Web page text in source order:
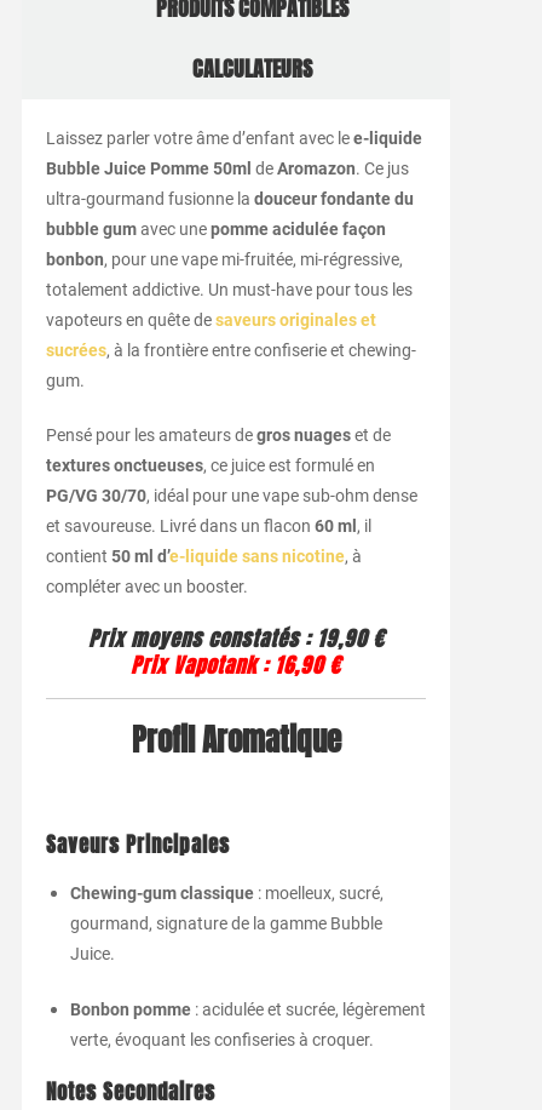
PRODUITS COMPATIBLES
CALCULATEURS
Laissez parler votre âme d’enfant avec lee-liquide
Bubble Juice Pomme 50ml deAromazon. Ce jus
ultra-gourmand fusionne la douceur fondante du
bubble gumavec unepomme acidulée façon
bonbon, pour une vape mi-fruitée, mi-régressive,
totalement addictive. Un must-have pour tous les
vapoteurs en quête desaveurs originales et
sucrées, à la frontière entre confiserie et chewing-
gum.
Pensé pour les amateurs degros nuageset de
textures onctueuses, ce juice est formulé en
PG/VG 30/70, idéal pour une vape sub-ohm dense
et savoureuse. Livré dans un flacon 60 ml , il
contient 50 ml d’e-liquide sans nicotine, à
compléter avec un booster.
Prix moyens constatés: 19,90 €
Prix Vapotank: 16,90 €
Profil Aromatique
Saveurs Principales
Chewing-gum classique: moelleux, sucré,
gourmand, signature de la gamme Bubble
Juice.
Bonbon pomme: acidulée et sucrée, légèrement
verte, évoquant les confiseries à croquer.
Notes Secondaires